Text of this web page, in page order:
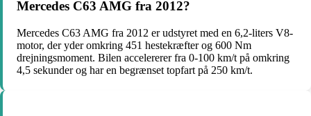
Mercedes C63 AMG fra 2012?
Mercedes C63 AMG fra 2012 er udstyret med en 6,2-liters V8-
motor, der yder omkring 451 hestekræfter og 600 Nm
drejningsmoment. Bilen accelererer fra 0-100 km/t på omkring
4,5 sekunder og har en begrænset topfart på 250 km/t.